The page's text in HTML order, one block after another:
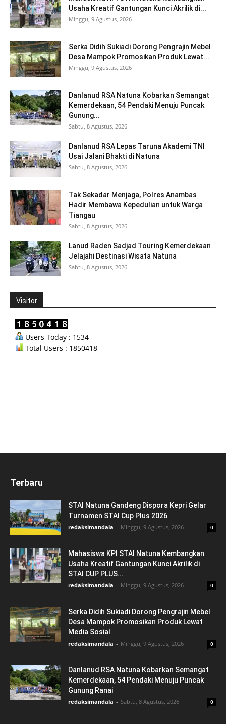
Usaha Kreatif Gantungan Kunci Akrilik di...
Minggu, 9 Agustus, 2026
Serka Didih Sukiadi Dorong Pengrajin Mebel
Desa Mampok Promosikan Produk Lewat...
Minggu, 9 Agustus, 2026
Danlanud RSA Natuna Kobarkan Semangat
Kemerdekaan, 54 Pendaki Menuju Puncak
Gunung...
Sabtu, 8 Agustus, 2026
Danlanud RSA Lepas Taruna Akademi TNI
Usai Jalani Bhakti di Natuna
Sabtu, 8 Agustus, 2026
Tak Sekadar Menjaga, Polres Anambas
Hadir Membawa Kepedulian untuk Warga
Tiangau
Sabtu, 8 Agustus, 2026
Lanud Raden Sadjad Touring Kemerdekaan
Jelajahi Destinasi Wisata Natuna
Sabtu, 8 Agustus, 2026
Visitor
Users Today : 1534
Total Users : 1850418
Terbaru
STAI Natuna Gandeng Dispora Kepri Gelar
Turnamen STAI Cup Plus 2026
redaksimandala - Minggu, 9 Agustus, 2026 0
Mahasiswa KPI STAI Natuna Kembangkan
Usaha Kreatif Gantungan Kunci Akrilik di
STAI CUP PLUS...
redaksimandala - Minggu, 9 Agustus, 2026 0
Serka Didih Sukiadi Dorong Pengrajin Mebel
Desa Mampok Promosikan Produk Lewat
Media Sosial
redaksimandala - Minggu, 9 Agustus, 2026 0
Danlanud RSA Natuna Kobarkan Semangat
Kemerdekaan, 54 Pendaki Menuju Puncak
Gunung Ranai
redaksimandala - Sabtu, 8 Agustus, 2026 0